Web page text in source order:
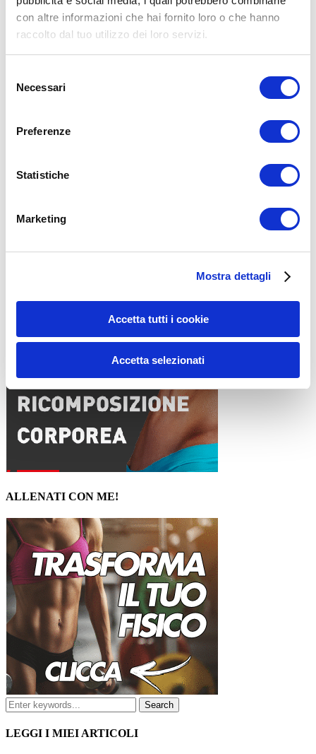
con altre informazioni che hai fornito loro o che hanno
raccolto dal tuo utilizzo dei loro servizi.
delNecessari
Preferenze
Statistiche
Marketing
Mostra dettagli
Accetta tutti i cookie
Accetta selezionati
ADD COMMENT
Sito web
ALLENATI CON ME!
LEGGI I MIEI ARTICOLI